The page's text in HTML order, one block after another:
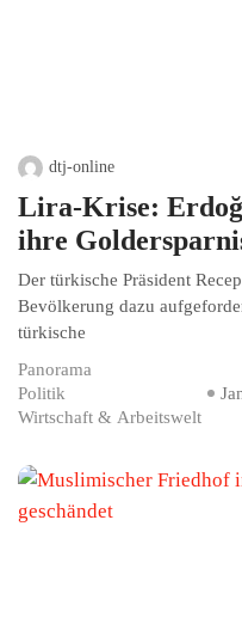
dtj-online
Lira-Krise:
ihre
Der türkische Präsident
Bevölkerung dazu
türkische
Panorama
Politik
Wirtschaft & Arbeitswelt